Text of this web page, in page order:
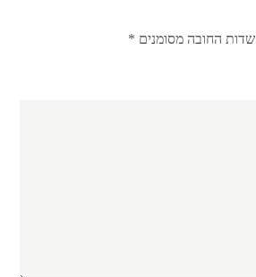
שדות החובה מסומנים *